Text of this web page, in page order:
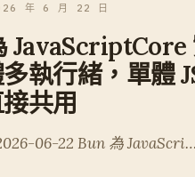
年 6 月 22 日
JavaScriptCore
執行緒，單體
共用
06-22 Bun 為 JavaScri…